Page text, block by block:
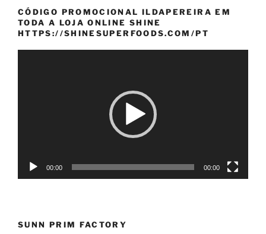
CÓDIGO PROMOCIONAL ILDAPEREIRA EM
TODA A LOJA ONLINE SHINE
HTTPS://SHINESUPERFOODS.COM/PT
00:00 00:00
SUNN PRIM FACTORY